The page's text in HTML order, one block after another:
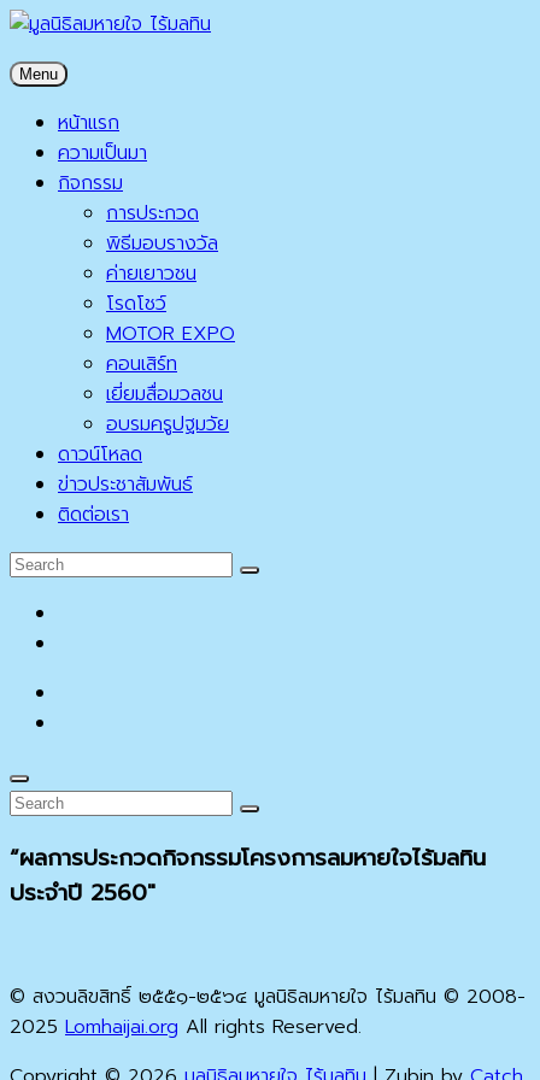
Skip
content
มูลนิธิลมหายใจ ไร้มลทิน
มูลนิธิลมหายใจ ไร้มลทิน
Menu
หน้าแรก
ความเป็นมา
กิจกรรม
การประกวด
พิธีมอบรางวัล
ค่ายเยาวชน
โรดโชว์
MOTOR EXPO
คอนเสิร์ท
เยี่ยมสื่อมวลชน
อบรมครูปฐมวัย
ดาวน์โหลด
ข่าวประชาสัมพันธ์
ติดต่อเรา
Search
Search
Search
Search
Search
“ผลการประกวดกิจกรรมโครงการลมหายใจไร้มลทิน
ประจำปี 2560″
© สงวนลิขสิทธิ์ ๒๕๕๑-๒๕๖๔ มูลนิธิลมหายใจ ไร้มลทิน © 2008-
2025 Lomhaijai.org All rights Reserved.